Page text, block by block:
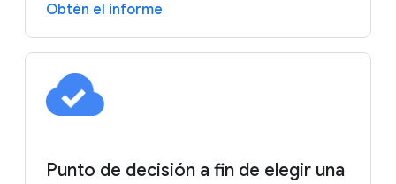
Obtén el informe
Punto de decisión a fin de elegir una